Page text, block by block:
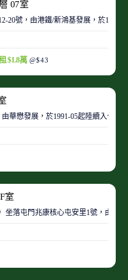
07室
20號，由港鐵/新鴻基發展，於
$1.8萬 @$43
華懋發展，於1991-05起陸續入伙
室
坐落屯門兆康核心屯安里1號，由